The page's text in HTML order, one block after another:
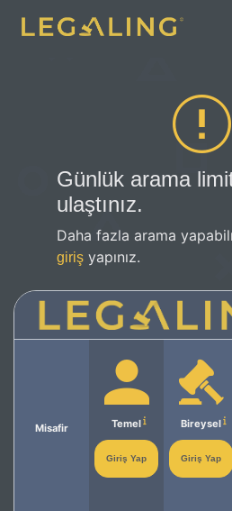
Günlük arama
ulaştınız.
Daha fazla arama
giriş yapınız.
Misafir Temel
Giriş Yap
Bireysel
Giriş Yap